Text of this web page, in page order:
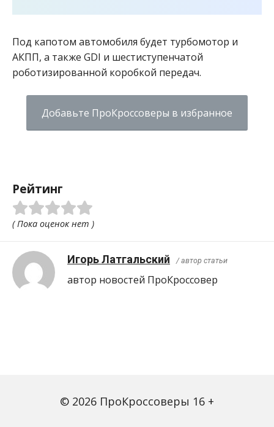
Под капотом автомобиля будет турбомотор и
АКПП, а также GDI и шестиступенчатой
роботизированной коробкой передач.
Добавьте ПроКроссоверы в избранное
Рейтинг
( Пока оценок нет )
Игорь Латгальский / автор статьи
автор новостей ПроКроcсовер
© 2026 ПроКроссоверы 16 +